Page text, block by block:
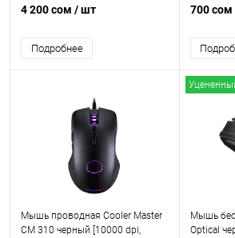
кнопки - 14]
4 200 сом / шт
Подробнее
кнопки -
700 сом
Мышь проводная Cooler Master
CM 310 черный [10000 dpi,
Мышь
Optical